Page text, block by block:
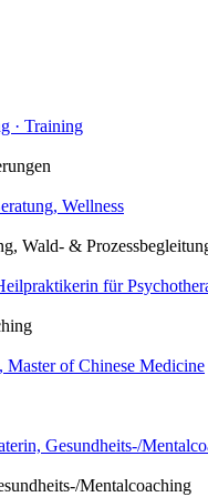
Wald- &
Mentalcoaching